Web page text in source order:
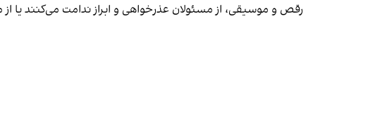
رقص و موسیقی، از مسئولان عذرخواهی و ابراز ندامت می‌کنند یا